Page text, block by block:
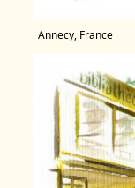
Annecy, France